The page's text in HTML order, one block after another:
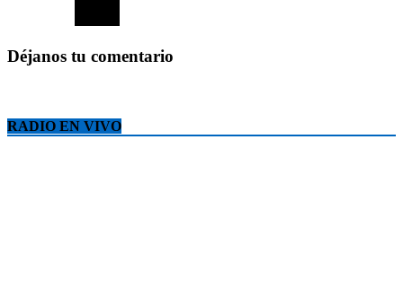
Déjanos tu comentario
RADIO EN VIVO